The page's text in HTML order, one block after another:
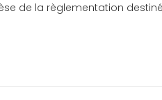
de la règlementation